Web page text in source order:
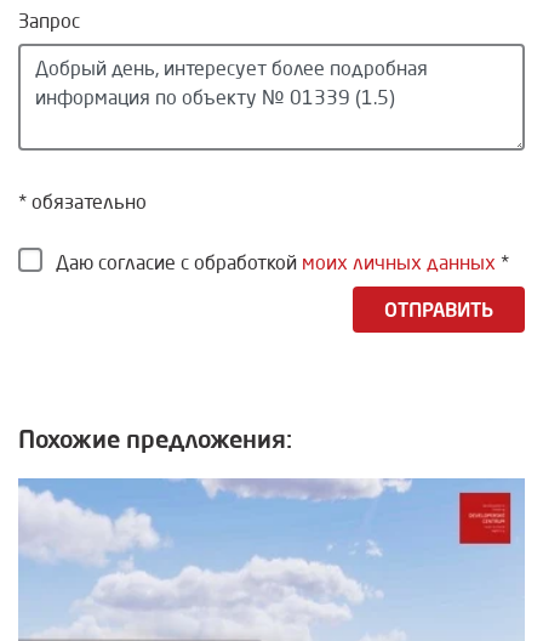
Запрос
* обязательно
Даю согласие с обработкой моих личных данных *
ОТПРАВИТЬ
Похожие предложения: